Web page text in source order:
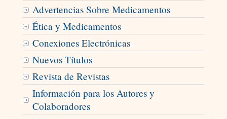
Advertencias Sobre Medicamentos
Ética y Medicamentos
Conexiones Electrónicas
Nuevos Títulos
Revista de Revistas
Información para los Autores y
Colaboradores